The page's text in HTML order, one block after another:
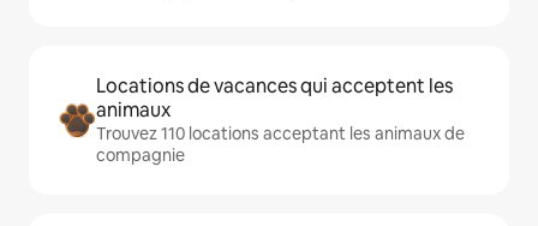
Locations de vacances qui acceptent les
animaux
Trouvez 110 locations acceptant les animaux de
compagnie